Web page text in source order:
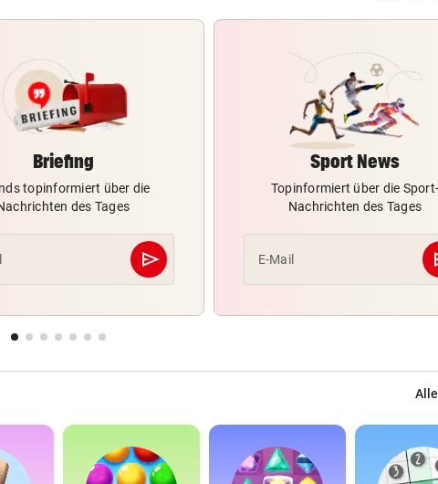
Briefing
topinformiert über die
des Tages
send
Abschicken
Sport News
Topinformiert über die
Nachrichten des Tages
E-Mail